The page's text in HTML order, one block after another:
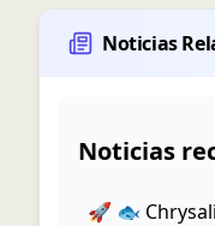
Noticias
Noticias
🚀 🐟